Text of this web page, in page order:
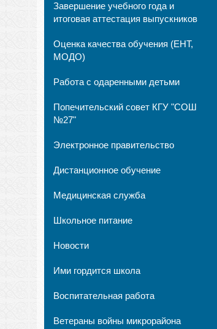
Завершение учебного года и
итоговая аттестация выпускников
Оценка качества обучения (ЕНТ,
МОДО)
Работа с одаренными детьми
Попечительский совет КГУ "СОШ
№27"
Электронное правительство
Дистанционное обучение
Медицинская служба
Школьное питание
Новости
Ими гордится школа
Воспитательная работа
Ветераны войны микрорайона